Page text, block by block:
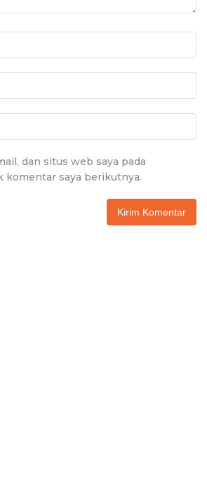
dan situs web saya pada
komentar saya berikutnya.